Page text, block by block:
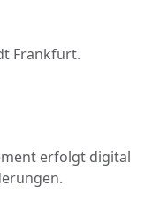
erfolgt digital
Frankfurt.